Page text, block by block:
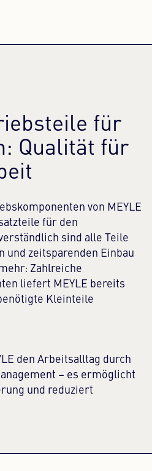
für
Qualität für
von MEYLE
für den
sind alle Teile
und zeitsparenden Einbau
Zahlreiche
liefert MEYLE bereits
Kleinteile
den Arbeitsalltag durch
– es ermöglicht
und reduziert